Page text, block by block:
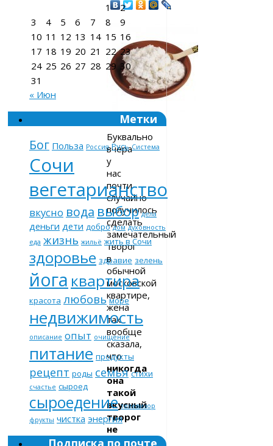
Буквально
вчера
у
нас
почти
случайно
получилось
сделать
замечательный
творог
в
обычной
московской
квартире,
жена
так
вообще
сказала,
что
никогда
она
такой
вкусный
творог
не
ела.
1
2
3
4 5 6 7 8
9
10 11 12 13 14 15 16
17 18 19 20 21 22 23
24 25 26 27 28 29 30
31
« Июн
Метки
Бог Польза Россия Русь Система
Сочи
вегетарианство
вкусно вода выбор дела
деньги дети добро дом духовность
еда жизнь жильё жить в Сочи
здоровье здравие зелень
йога квартира
красота любовь море
недвижимость
описание опыт очищение
питание продукты
рецепт роды семья стихи
счастье сыроед
сыроедение телевизор
фрукты чистка энергия
Подписка по почте